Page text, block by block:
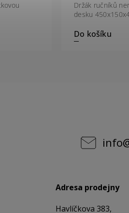
Do košíku
Držák ručníků
desku
info
Adresa prodejny
Havlíčkova 383,